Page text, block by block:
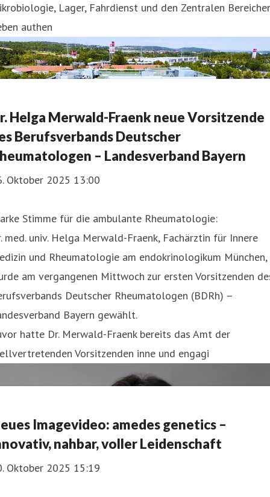
Lager, Fahrdienst und den Zentralen
authen
Helga Merwald-Fraenk neue Vorsitzende
Berufsverbands Deutscher
– Landesverband Bayern
Oktober 2025 13:00
Stimme für die ambulante Rheumatologie:
med. univ. Helga Merwald-Fraenk, Fachärztin für Innere
und Rheumatologie am endokrinologikum München,
am vergangenen Mittwoch zur ersten Vorsitzenden
Deutscher Rheumatologen (BDRh) –
Bayern gewählt.
hatte Dr. Merwald-Fraenk bereits das Amt der
Vorsitzenden inne und engagi
Imagevideo: amedes genetics –
nahbar, voller Leidenschaft
Oktober 2025 15:19